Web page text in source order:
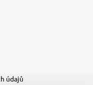
údajů